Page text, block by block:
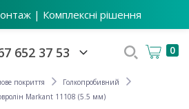
| Комплексні рішення
652 37 53 0
покриття
Голкопробивний
Markant 11108 (5.5 мм)